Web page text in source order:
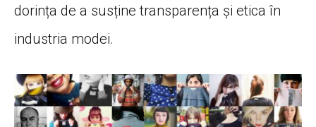
dorința de a susține transparența și etica în
industria modei.